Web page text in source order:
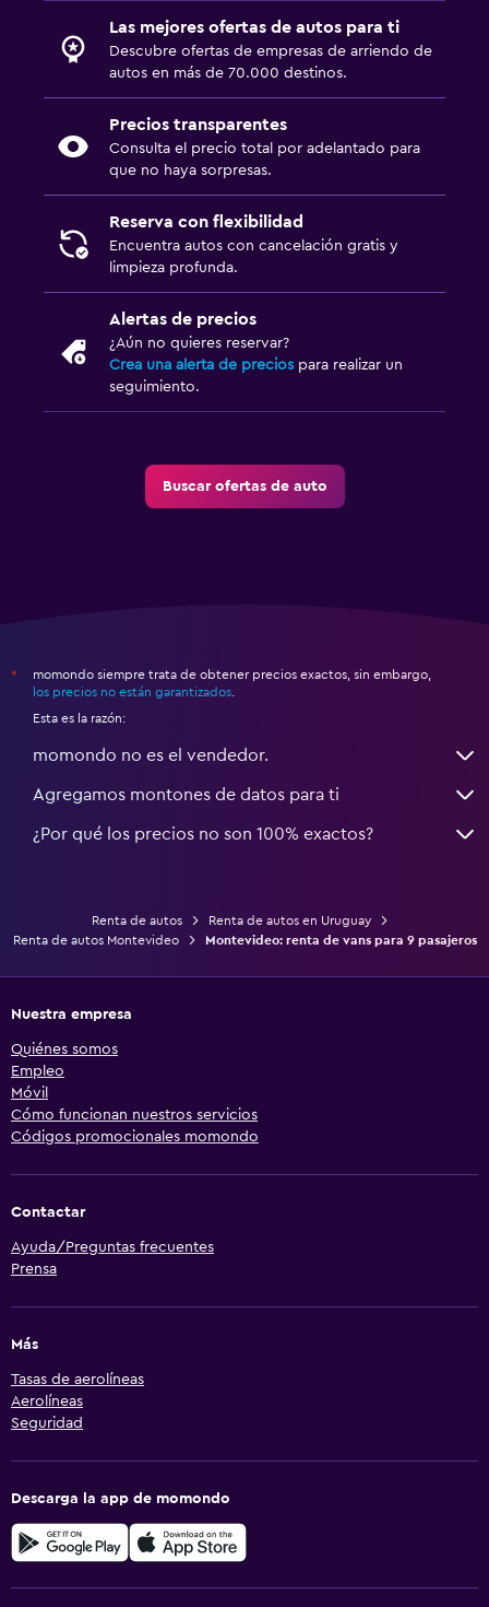
Las mejores ofertas de autos para ti
Descubre ofertas de empresas de arriendo de
autos en más de 70.000 destinos.
Precios transparentes
Consulta el precio total por adelantado para
que no haya sorpresas.
Reserva con flexibilidad
Encuentra autos con cancelación gratis y
limpieza profunda.
Alertas de precios
¿Aún no quieres reservar?
Crea una alerta de precios para realizar un
seguimiento.
Buscar ofertas de auto
*
momondo siempre trata de obtener precios exactos, sin embargo,
los precios no están garantizados
Esta es la razón:
momondo no es el vendedor.
Agregamos montones de datos para ti
¿Por qué los precios no son 100% exactos?
Renta de autos
Renta de autos en Uruguay
Renta de autos Montevideo
Montevideo: renta de vans para 9 pasajeros
Nuestra empresa
Quiénes somos
Empleo
Móvil
Cómo funcionan nuestros servicios
Códigos promocionales momondo
Contactar
Ayuda/Preguntas frecuentes
Prensa
Más
Tasas de aerolíneas
Aerolíneas
Seguridad
Descarga la app de momondo